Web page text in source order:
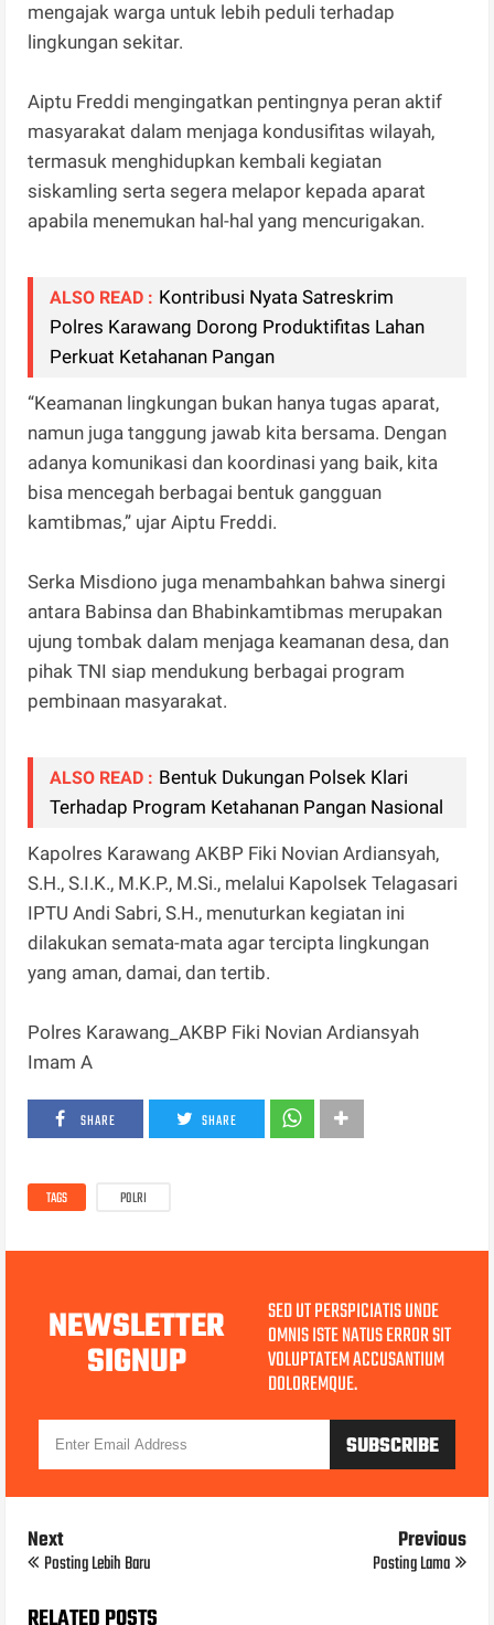
mengajak warga untuk lebih peduli terhadap
lingkungan sekitar.
Aiptu Freddi mengingatkan pentingnya peran aktif
masyarakat dalam menjaga kondusifitas wilayah,
termasuk menghidupkan kembali kegiatan
siskamling serta segera melapor kepada aparat
apabila menemukan hal-hal yang mencurigakan.
ALSO READ : Kontribusi Nyata Satreskrim
Polres Karawang Dorong Produktifitas Lahan
Perkuat Ketahanan Pangan
“Keamanan lingkungan bukan hanya tugas aparat,
namun juga tanggung jawab kita bersama. Dengan
adanya komunikasi dan koordinasi yang baik, kita
bisa mencegah berbagai bentuk gangguan
kamtibmas,” ujar Aiptu Freddi.
Serka Misdiono juga menambahkan bahwa sinergi
antara Babinsa dan Bhabinkamtibmas merupakan
ujung tombak dalam menjaga keamanan desa, dan
pihak TNI siap mendukung berbagai program
pembinaan masyarakat.
ALSO READ : Bentuk Dukungan Polsek Klari
Terhadap Program Ketahanan Pangan Nasional
Kapolres Karawang AKBP Fiki Novian Ardiansyah,
S.H., S.I.K., M.K.P., M.Si., melalui Kapolsek Telagasari
IPTU Andi Sabri, S.H., menuturkan kegiatan ini
dilakukan semata-mata agar tercipta lingkungan
yang aman, damai, dan tertib.
Polres Karawang_AKBP Fiki Novian Ardiansyah
Imam A
SHARE SHARE
TAGS POLRI
NEWSLETTER
SIGNUP
SED UT PERSPICIATIS UNDE
OMNIS ISTE NATUS ERROR SIT
VOLUPTATEM ACCUSANTIUM
DOLOREMQUE.
Next
Posting Lebih Baru
Previous
Posting Lama